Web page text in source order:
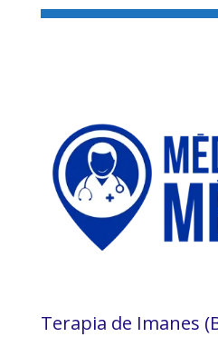
Terapia de Imanes